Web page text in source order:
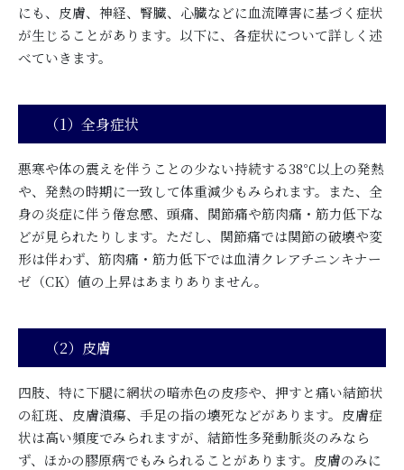
にも、皮膚、神経、腎臓、心臓などに血流障害に基づく症状
が生じることがあります。以下に、各症状について詳しく述
べていきます。
（1）全身症状
悪寒や体の震えを伴うことの少ない持続する38℃以上の発熱
や、発熱の時期に一致して体重減少もみられます。また、全
身の炎症に伴う倦怠感、頭痛、関節痛や筋肉痛・筋力低下な
どが見られたりします。ただし、関節痛では関節の破壊や変
形は伴わず、筋肉痛・筋力低下では血清クレアチニンキナー
ゼ（CK）値の上昇はあまりありません。
（2）皮膚
四肢、特に下腿に網状の暗赤色の皮疹や、押すと痛い結節状
の紅斑、皮膚潰瘍、手足の指の壊死などがあります。皮膚症
状は高い頻度でみられますが、結節性多発動脈炎のみなら
ず、ほかの膠原病でもみられることがあります。皮膚のみに